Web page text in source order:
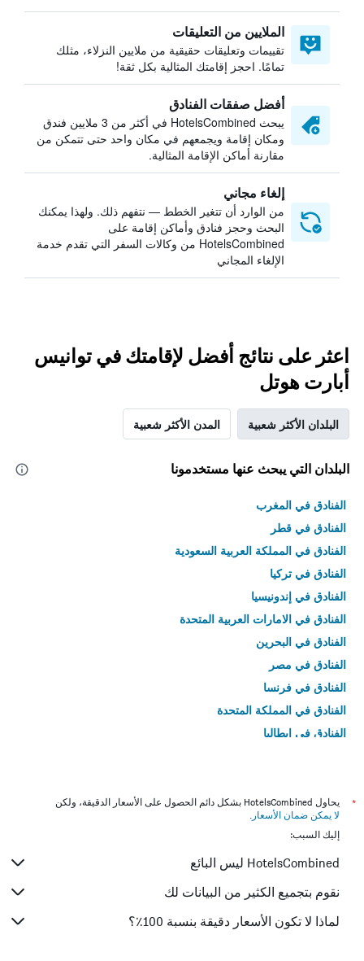
الملايين من التعليقات
تقييمات وتعليقات حقيقية من ملايين النزلاء، مثلك
تمامًا. احجز إقامتك المثالية بكل ثقة!
أفضل صفقات الفنادق
يبحث HotelsCombined في أكثر من 3 ملايين فندق
ومكان إقامة ويجمعهم في مكان واحد حتى تتمكن من
مقارنة أماكن الإقامة المثالية.
إلغاء مجاني
من الوارد أن تتغير الخطط — نتفهم ذلك. ولهذا يمكنك
البحث وحجز فنادق وأماكن إقامة على
HotelsCombined من وكالات السفر التي تقدم خدمة
الإلغاء المجاني
اعثر على نتائج أفضل لإقامتك في توانيس
أبارت هوتل
البلدان الأكثر شعبية المدن الأكثر شعبية
البلدان التي يبحث عنها مستخدمونا
الفنادق في المغرب
الفنادق في قطر
الفنادق في المملكة العربية السعودية
الفنادق في تركيا
الفنادق في إندونيسيا
الفنادق في الامارات العربية المتحدة
الفنادق في البحرين
الفنادق في مصر
الفنادق في فرنسا
الفنادق في المملكة المتحدة
الفنادق في إيطاليا
*
يحاول HotelsCombined بشكل دائم الحصول على الأسعار الدقيقة، ولكن
لا يمكن ضمان الأسعار .
إليك السبب:
HotelsCombined ليس البائع
نقوم بتجميع الكثير من البيانات لك
لماذا لا تكون الأسعار دقيقة بنسبة 100٪؟